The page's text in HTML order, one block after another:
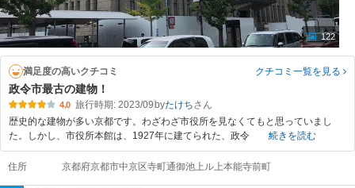
122
満足度の高いクチコミ クチコミ一覧を見る
政令市最古の建物！
4.0 旅行時期: 2023/09 byたけち
歴史的な建物が多い京都です。わざわざ市役所を見なくてもと思っていまし
た。しかし、市役所本館は、1927年に建てられた、政令
続きを読む
住所 京都府京都市中京区寺町通御池上ル上本能寺前町